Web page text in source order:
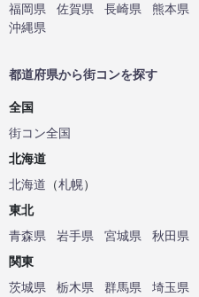
福岡県
佐賀県 長崎県 熊本県
沖縄県
都道府県から街コンを探す
全国
街コン全国
北海道
北海道 （札幌）
東北
青森県
岩手県 宮城県 秋田県
関東
茨城県
栃木県 群馬県 埼玉県